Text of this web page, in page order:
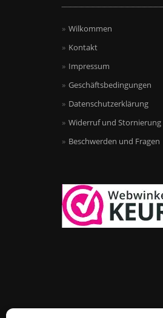
Wilkommen
Kontakt
Impressum
Geschäftsbedingungen
Datenschutzerklärung
Widerruf und Stornierung
Beschwerden und Fragen